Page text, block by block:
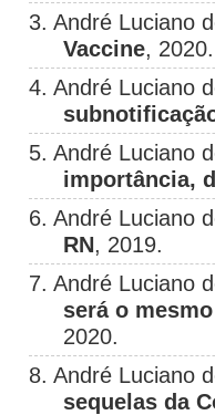
3. André Luciano
Vaccine, 2020.
4. André Luciano
5. André Luciano
importância,
6. André Luciano
RN, 2019.
7. André Luciano
será o
2020.
8. André Luciano
sequelas da